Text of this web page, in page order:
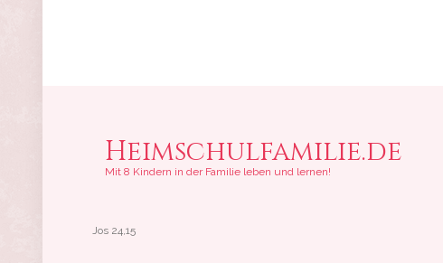
Heimschulfamilie.de
Mit 8 Kindern in der Familie leben und lernen!
Jos 24,15